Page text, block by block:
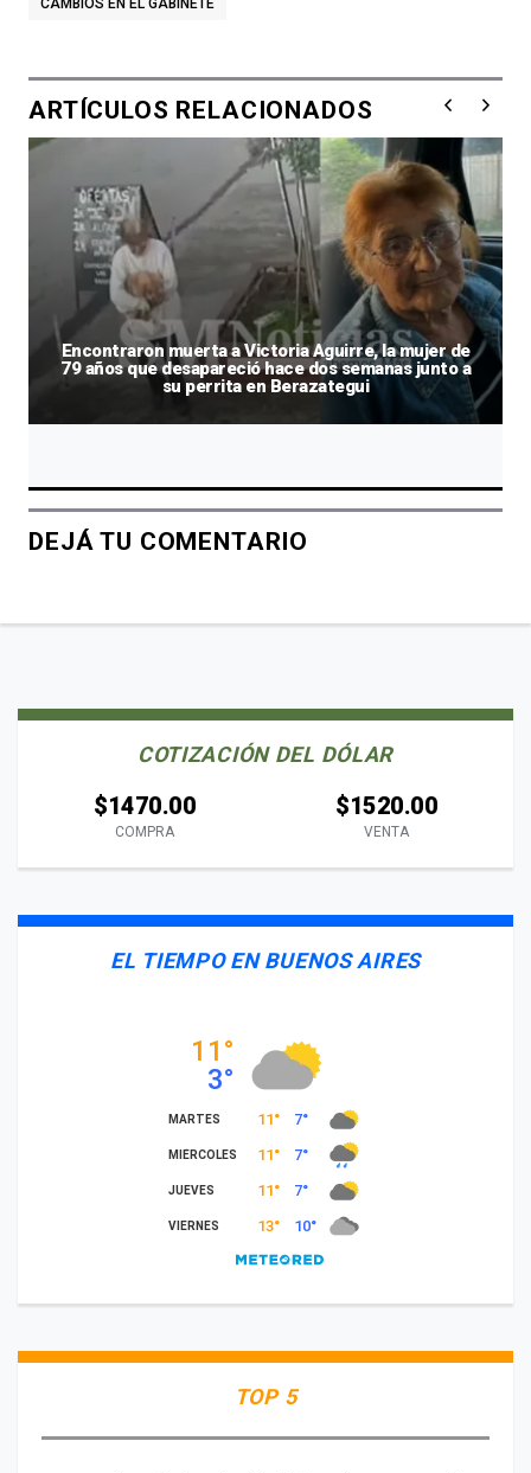
CAMBIOS EN EL GABINETE
ARTÍCULOS RELACIONADOS
Encontraron muerta a Victoria Aguirre, la mujer de
79 años que desapareció hace dos semanas junto a
su perrita en Berazategui
DEJÁ TU COMENTARIO
COTIZACIÓN DEL DÓLAR
$1470.00
COMPRA
$1520.00
VENTA
EL TIEMPO EN BUENOS AIRES
TOP 5